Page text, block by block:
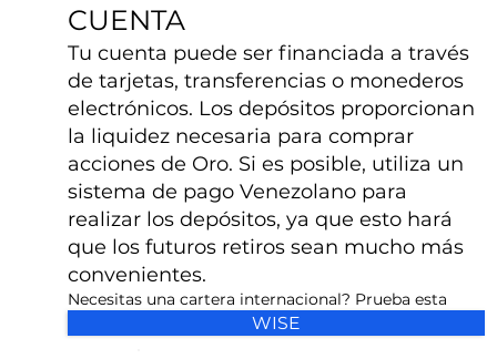
CUENTA
Tu cuenta puede ser financiada a través
de tarjetas, transferencias o monederos
electrónicos. Los depósitos proporcionan
la liquidez necesaria para comprar
acciones de Oro. Si es posible, utiliza un
sistema de pago Venezolano para
realizar los depósitos, ya que esto hará
que los futuros retiros sean mucho más
convenientes.
Necesitas una cartera internacional? Prueba esta
WISE